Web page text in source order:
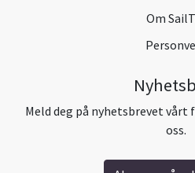
Om
Meld deg på nyhetsbrevet
oss.